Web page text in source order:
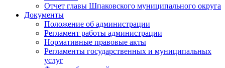
Отчет главы Шпаковского муниципального округа
Документы
Положение об администрации
Регламент работы администрации
Нормативные правовые акты
Регламенты государственных и муниципальных
услуг